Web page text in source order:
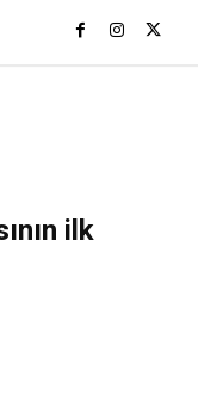
ilk